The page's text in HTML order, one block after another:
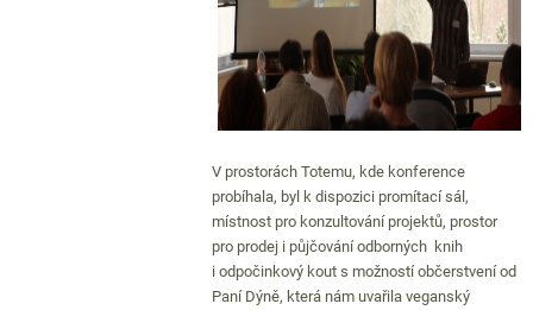
V prostorách Totemu, kde konference
probíhala, byl k dispozici promítací sál,
místnost pro konzultování projektů, prostor
pro prodej i půjčování odborných knih
i odpočinkový kout s možností občerstvení od
Paní Dýně, která nám uvařila veganský